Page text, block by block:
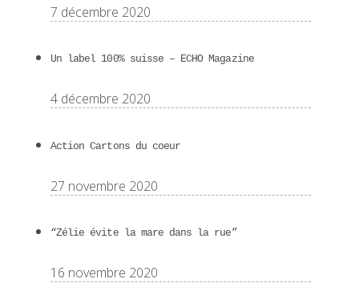
7 décembre 2020
Un label 100% suisse – ECHO Magazine
4 décembre 2020
Action Cartons du coeur
27 novembre 2020
“Zélie évite la mare dans la rue”
16 novembre 2020